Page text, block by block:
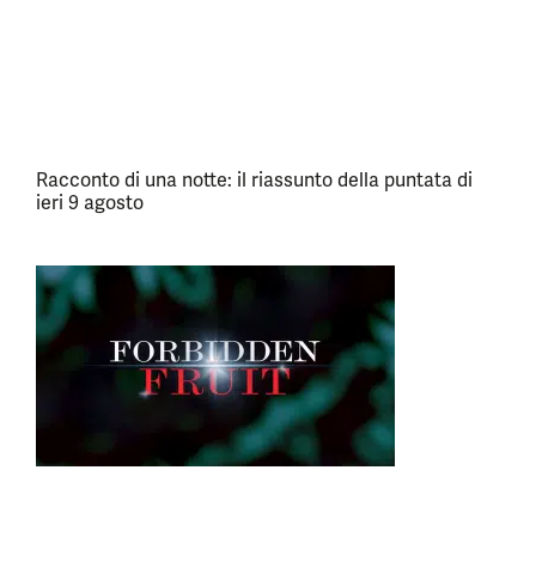
Racconto di una notte: il riassunto della puntata di
ieri 9 agosto